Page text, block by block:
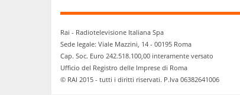
Rai - Radiotelevisione Italiana Spa
Sede legale: Viale Mazzini, 14 - 00195 Roma
Cap. Soc. Euro 242.518.100,00 interamente versato
Ufficio del Registro delle Imprese di Roma
© RAI 2015 - tutti i diritti riservati. P.Iva 06382641006